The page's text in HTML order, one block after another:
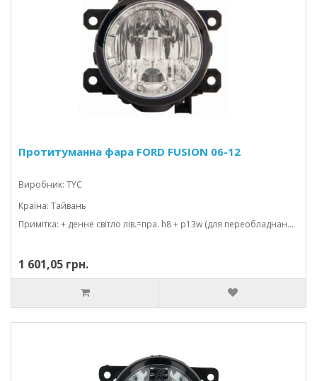
Протитуманна фара FORD FUSION 06-12
Виробник: TYC
Країна: Тайвань
Примітка: + денне світло лів.=пра. h8 + p13w (для переобладнання)
1 601,05 грн.